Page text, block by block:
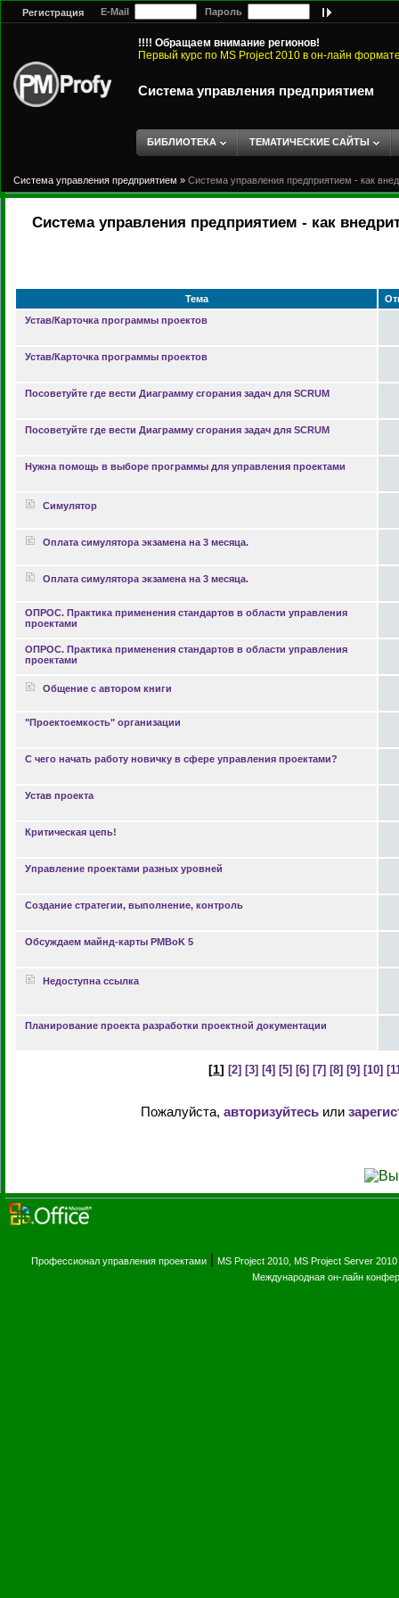
Регистрация E-Mail Пароль
!!!! Обращаем внимание регионов!
Первый курс по MS Project 2010 в он-лайн
Система управления предприятием
БИБЛИОТЕКА ТЕМАТИЧЕСКИЕ САЙТЫ
Система управления предприятием » Система управления предприятием - как
Система управления предприятием - как
Тема
Устав/Карточка программы проектов
Устав/Карточка программы проектов
Посоветуйте где вести Диаграмму сгорания задач для SCRUM
Посоветуйте где вести Диаграмму сгорания задач для SCRUM
Нужна помощь в выборе программы для управления проектами
Симулятор
Оплата симулятора экзамена на 3 месяца.
Оплата симулятора экзамена на 3 месяца.
ОПРОС. Практика применения стандартов в области управления
проектами
ОПРОС. Практика применения стандартов в области управления
проектами
Общение с автором книги
"Проектоемкость" организации
С чего начать работу новичку в сфере управления проектами?
Устав проекта
Критическая цепь!
Управление проектами разных уровней
Создание стратегии, выполнение, контроль
Обсуждаем майнд-карты PMBoK 5
Недоступна ссылка
Планирование проекта разработки проектной документации
[1] [2] [3] [4] [5] [6] [7] [8] [9] [10]
Пожалуйста, авторизуйтесьили
Профессионал управления проектами MS Project 2010, MS Project Server 2010
Международная он-лайн